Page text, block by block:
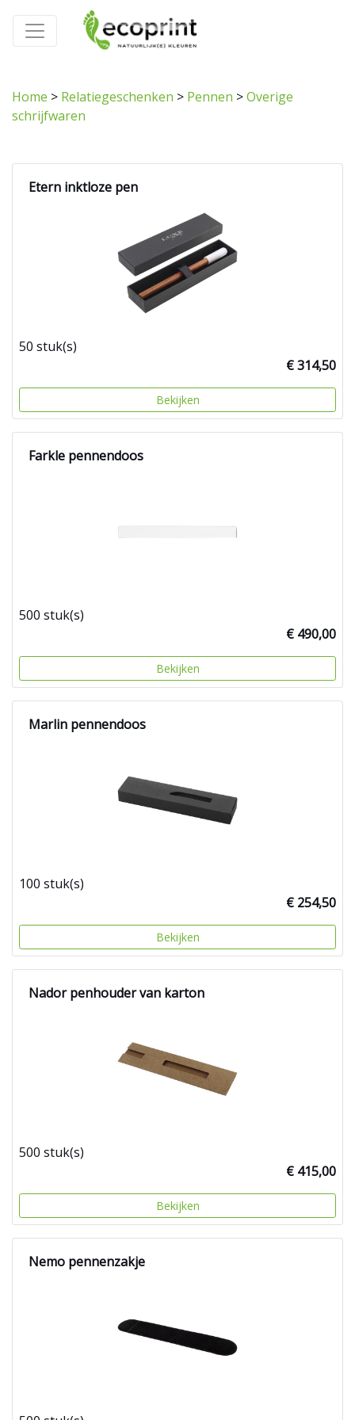
Home > Relatiegeschenken > Pennen >Overige
schrijfwaren
Etern inktloze pen
50 stuk(s)
€ 314,50
Bekijken
Farkle pennendoos
500 stuk(s)
€ 490,00
Bekijken
Marlin pennendoos
100 stuk(s)
€ 254,50
Bekijken
Nador penhouder van karton
500 stuk(s)
€ 415,00
Bekijken
Nemo pennenzakje